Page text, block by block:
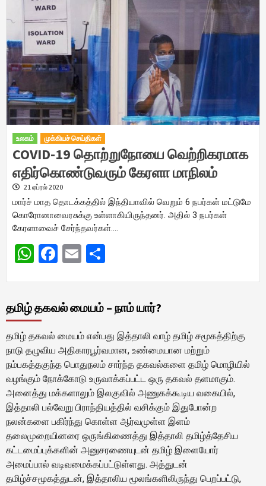
உலகம் முக்கியச் செய்திகள்
COVID-19 தொற்றுநோயை வெற்றிகரமாக
எதிர்கொண்டுவரும் கேரளா மாநிலம்
21 ஏப்ரல் 2020
மார்ச் மாத தொடக்கத்தில் இந்தியாவில் வெறும் 6 நபர்கள் மட்டுமே
கொரோனாவைரசுக்கு உள்ளாகியிருந்தனர். அதில் 3 நபர்கள்
கேரளாவைச் சேர்ந்தவர்கள்….
WhatsApp
Facebook
Email
தமிழ் தகவல் மையம் – நாம் யார்?
தமிழ் தகவல் மையம் என்பது இத்தாலி வாழ் தமிழ் சமூகத்திற்கு
நாடு தழுவிய அதிகாரபூர்வமான, உண்மையான மற்றும்
நம்பகத்தகுந்த பொதுநலம் சார்ந்த தகவல்களை தமிழ் மொழியில்
வழங்கும் நோக்கோடு உருவாக்கப்பட்ட ஒரு தகவல் தளமாகும்.
அனைத்து மக்களாலும் இலகுவில் அணுகக்கூடிய வகையில்,
இத்தாலி பல்வேறு பிராந்தியத்தில் வசிக்கும் இதுபோன்ற
நலன்களை பகிர்ந்து கொள்ள ஆர்வமுள்ள இளம்
தலைமுறையினரை ஒருங்கிணைத்து இத்தாலி தமிழ்த்தேசிய
கட்டமைப்புக்களின் அனுசரணையுடன் தமிழ் இளையோர்
அமைப்பால் வடிவமைக்கப்பட்டுள்ளது. அத்துடன்
தமிழ்ச்சமூகத்துடன், இத்தாலிய மூலங்களிலிருந்து பெறப்பட்டு,